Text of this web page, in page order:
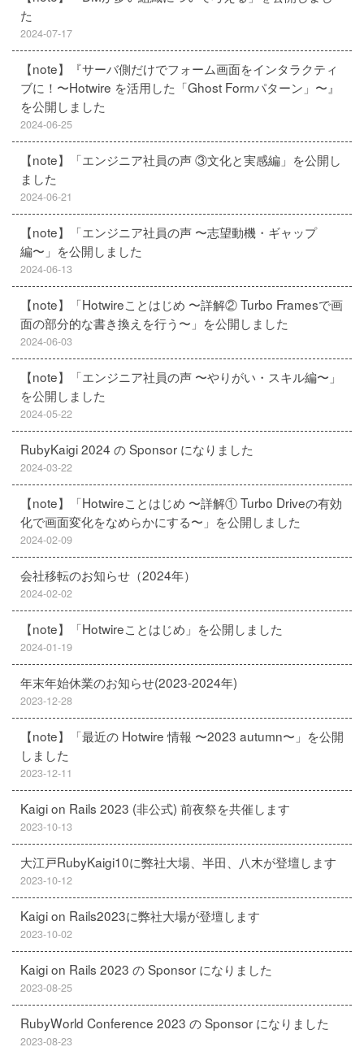
た
2024-07-17
【note】『サーバ側だけでフォーム画面をインタラクティ
ブに！〜Hotwire を活用した「Ghost Formパターン」〜』
を公開しました
2024-06-25
【note】「エンジニア社員の声 ③文化と実感編」を公開し
ました
2024-06-21
【note】「エンジニア社員の声 〜志望動機・ギャップ
編〜」を公開しました
2024-06-13
【note】「Hotwireことはじめ 〜詳解② Turbo Framesで画
面の部分的な書き換えを行う〜」を公開しました
2024-06-03
【note】「エンジニア社員の声 〜やりがい・スキル編〜」
を公開しました
2024-05-22
RubyKaigi 2024 の Sponsor になりました
2024-03-22
【note】「Hotwireことはじめ 〜詳解① Turbo Driveの有効
化で画面変化をなめらかにする〜」を公開しました
2024-02-09
会社移転のお知らせ（2024年）
2024-02-02
【note】「Hotwireことはじめ」を公開しました
2024-01-19
年末年始休業のお知らせ(2023-2024年)
2023-12-28
【note】「最近の Hotwire 情報 〜2023 autumn〜」を公開
しました
2023-12-11
Kaigi on Rails 2023 (非公式) 前夜祭を共催します
2023-10-13
大江戸RubyKaigi10に弊社大場、半田、八木が登壇します
2023-10-12
Kaigi on Rails2023に弊社大場が登壇します
2023-10-02
Kaigi on Rails 2023 の Sponsor になりました
2023-08-25
RubyWorld Conference 2023 の Sponsor になりました
2023-08-23